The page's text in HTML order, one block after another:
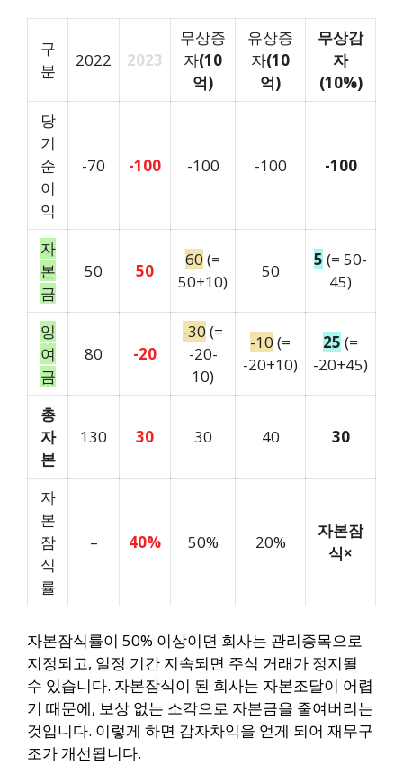
구
분
2022 2023
무상증
자(10
억)
유상증
자(10
억)
무상감
자
(10%)
당
기
순
이
익
-70 -100 -100 -100 -100
자
본
금
50 50
60 (=
50+10)
50
5 (= 50-
45)
잉
여
금
80 -20
-30 (=
-20-
10)
-10 (=
-20+10)
25 (=
-20+45)
총
자
본
130 30 30 40 30
자
본
잠
식
률
– 40% 50% 20%
자본잠
식×
자본잠식률이 50% 이상이면 회사는 관리종목으로
지정되고, 일정 기간 지속되면 주식 거래가 정지될
수 있습니다. 자본잠식이 된 회사는 자본조달이 어렵
기 때문에, 보상 없는 소각으로 자본금을 줄여버리는
것입니다. 이렇게 하면 감자차익을 얻게 되어 재무구
조가 개선됩니다.